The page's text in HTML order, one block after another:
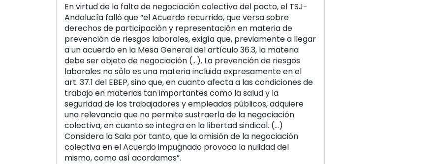
En virtud de la falta de negociación colectiva del pacto, el TSJ-
Andalucía falló que “el Acuerdo recurrido, que versa sobre
derechos de participación y representación en materia de
prevención de riesgos laborales, exigía que, previamente a llegar
a un acuerdo en la Mesa General del artículo 36.3, la materia
debe ser objeto de negociación (…). La prevención de riesgos
laborales no sólo es una materia incluida expresamente en el
art. 37.1 del EBEP, sino que, en cuanto afecta a las condiciones de
trabajo en materias tan importantes como la salud y la
seguridad de los trabajadores y empleados públicos, adquiere
una relevancia que no permite sustraerla de la negociación
colectiva, en cuanto se integra en la libertad sindical. (…)
Considera la Sala por tanto, que la omisión de la negociación
colectiva en el Acuerdo impugnado provoca la nulidad del
mismo, como así acordamos”.